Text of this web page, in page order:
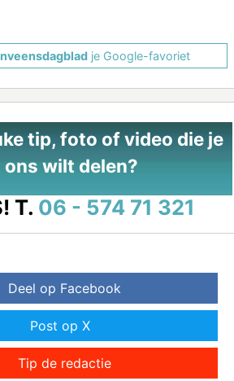
je Google-favoriet
tip, foto of video die je
ons wilt delen?
T. 06 - 574 71 321
Deel op Facebook
Post op X
Tip de redactie